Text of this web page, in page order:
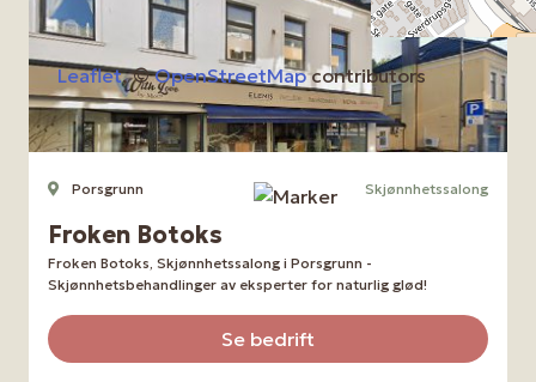
Leaflet, ©OpenStreetMapcontributors
Porsgrunn Skjønnhetssalong
Froken Botoks
Froken Botoks, Skjønnhetssalong i Porsgrunn -
Skjønnhetsbehandlinger av eksperter for naturlig glød!
Se bedrift